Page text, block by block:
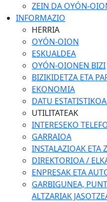
ZEIN DA OYÓN-
INFORMAZIO
HERRIA
OYÓN-OION
ESKUALDEA
OYÓN-OIONEN BIZI
BIZIKIDETZA ETA
EKONOMIA
DATU
UTILITATEAK
INTERESEKO
GARRAIOA
INSTALAZIOAK ETA
DIREKTORIOA /
ENPRESAK ETA
GARBIGUNEA,
ALTZARIAK